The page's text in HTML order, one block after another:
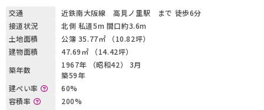
交通
近鉄南大阪線 高見ノ里駅 まで 徒歩6分
接道状況
北側 私道5m 間口約3.6m
土地面積
公簿 35.77㎡ （10.82坪）
建物面積
47.69㎡ （14.42坪）
築年数
1967年 （昭和42） 3月
築59年
建ぺい率
60%
容積率
200%